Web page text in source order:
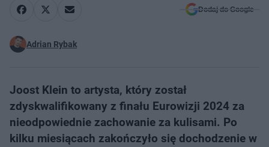
Dodaj do Google
Adrian Rybak
Joost Klein to artysta, który został
zdyskwalifikowany z finału Eurowizji 2024 za
nieodpowiednie zachowanie za kulisami. Po
kilku miesiącach zakończyło się dochodzenie w